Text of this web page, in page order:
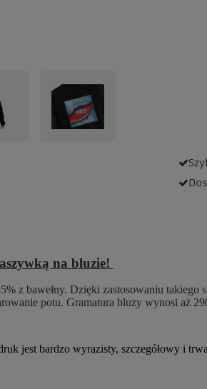
na bluzie!
z bawełny. Dzięki zastosowaniu takiego
potu. Gramatura bluzy wynosi aż
jest bardzo wyrazisty, szczegółowy i